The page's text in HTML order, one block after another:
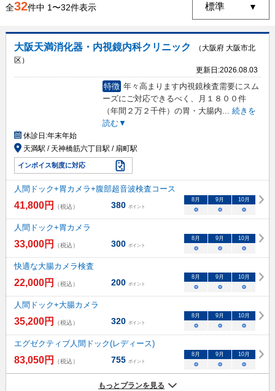
全32件中 1〜32件表示
大阪天満消化器・内視鏡内科クリニック
（大阪府 大阪市北
区）
更新日:2026.08.03
特徴 年々高まります内視鏡検査需要にスム
ーズにご対応できるべく、月１８００件
（年間２万２千件）の胃・大腸内... 続きを
読む▼
休診日:年末年始
天満駅 / 天神橋筋六丁目駅 / 扇町駅
インボイス制度に対応
人間ドック+胃カメラ+腹部超音波検査コース
41,800円 （税込） 380 ポイント
8月 9月 10月
○ ○ ○
人間ドック+胃カメラ
33,000円 （税込） 300 ポイント
8月 9月 10月
○ ○ ○
快適な大腸カメラ検査
22,000円 （税込） 200 ポイント
8月 9月 10月
○ ○ ○
人間ドック+大腸カメラ
35,200円 （税込） 320 ポイント
8月 9月 10月
○ ○ ○
エグゼクティブ人間ドック(レディース)
83,050円 （税込） 755 ポイント
8月 9月 10月
○ ○ ○
もっとプランを見る